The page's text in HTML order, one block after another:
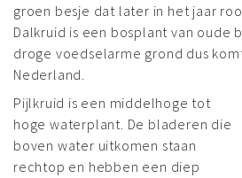
groen besje dat later in het jaar
Dalkruid is een bosplant van oude
droge voedselarme grond dus
Nederland.
Pijlkruid is een middelhoge tot
hoge waterplant. De bladeren die
boven water uitkomen staan
rechtop en hebben een diep